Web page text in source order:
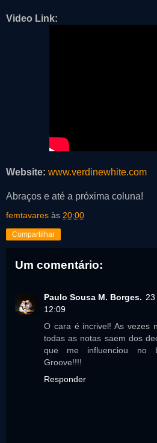
Video Link:
Website: www.verdinewhite.com
Abraços e até a próxima coluna!
femtavares às 20:00
Compartilhar
Um comentário:
Paulo Sousa M. Borges. 23
12:09
O cara é incrivel! As vezes
todas as notas saem dos
que me influenciou no
Groove!!!!
Responder